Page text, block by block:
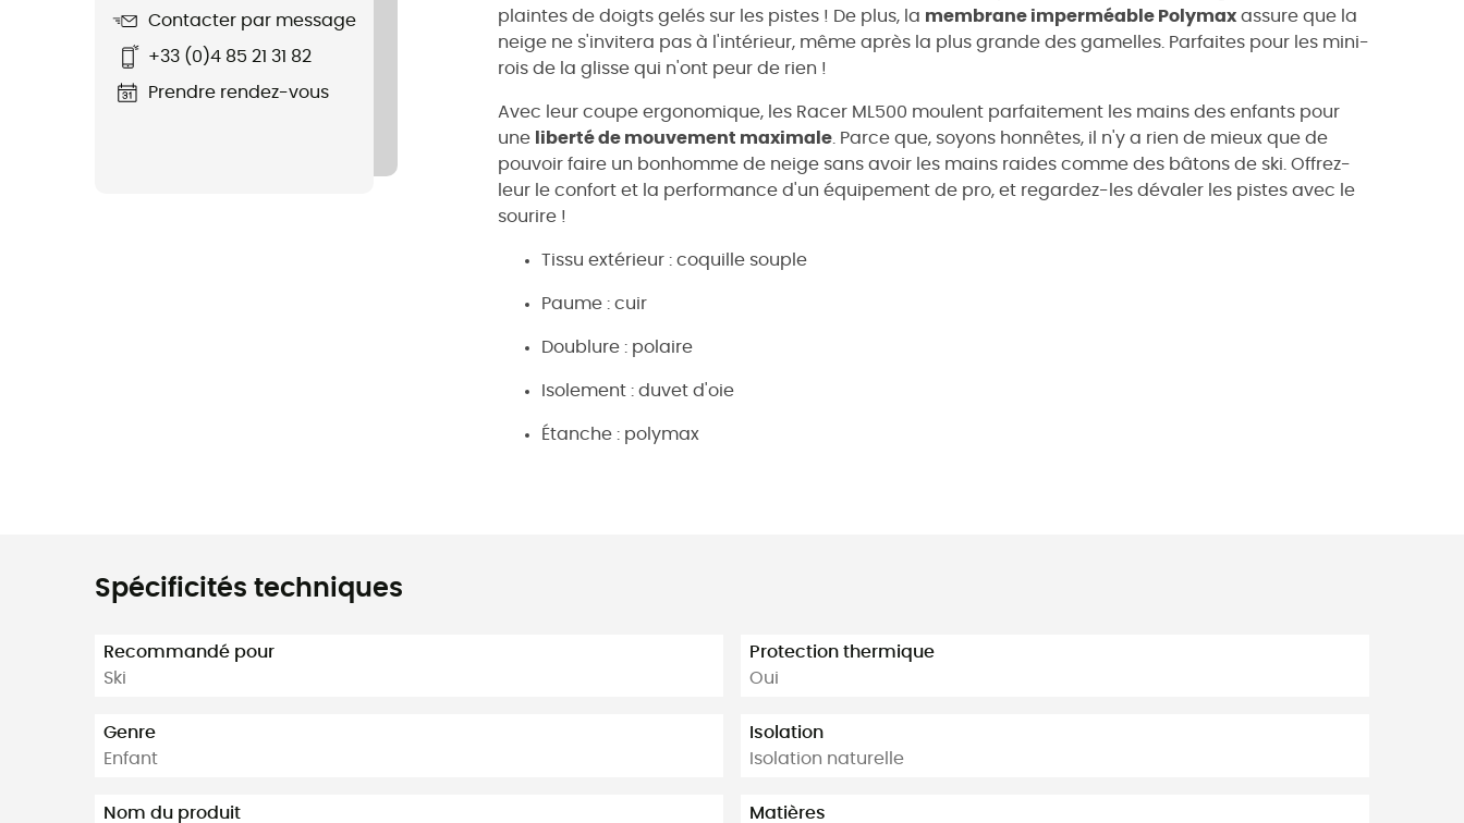
Contacter par message
+33 (0)4 85 21 31 82
Prendre rendez-vous
plaintes de doigts gelés sur les pistes ! De plus, la membrane imperméable Polymax assure que la
neige ne s'invitera pas à l'intérieur, même après la plus grande des gamelles. Parfaites pour les mini-
rois de la glisse qui n'ont peur de rien !
Avec leur coupe ergonomique, les Racer ML500 moulent parfaitement les mains des enfants pour
une
liberté de mouvement maximale . Parce que, soyons honnêtes, il n'y a rien de mieux que de
pouvoir faire un bonhomme de neige sans avoir les mains raides comme des bâtons de ski. Offrez-
leur le confort et la performance d'un équipement de pro, et regardez-les dévaler les pistes avec le
sourire !
Tissu extérieur : coquille souple
Paume : cuir
Doublure : polaire
Isolement : duvet d'oie
Étanche : polymax
Spécificités techniques
Recommandé pour
Ski
Genre
Enfant
Nom du produit
Protection thermique
Oui
Isolation
Isolation naturelle
Matières